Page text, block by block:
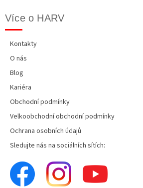
Více o HARV
Kontakty
O nás
Blog
Kariéra
Obchodní podmínky
Velkoobchodní obchodní podmínky
Ochrana osobních údajů
Sledujte nás na sociálních sítích: